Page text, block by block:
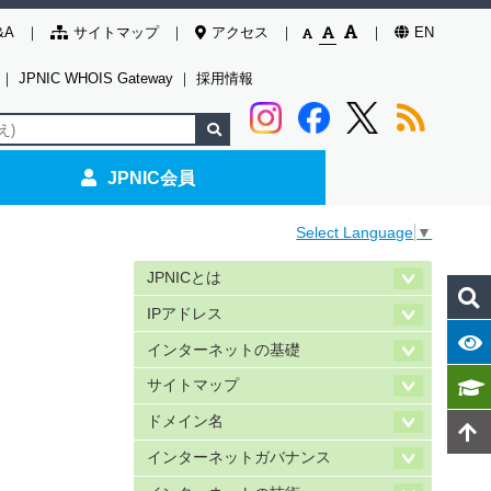
サイトマップ アクセス EN
｜ JPNIC WHOIS Gateway ｜ 採用情報
JPNIC会員
Select Language ▼
JPNICとは
IPアドレス
インターネットの基礎
サイトマップ
ドメイン名
インターネットガバナンス